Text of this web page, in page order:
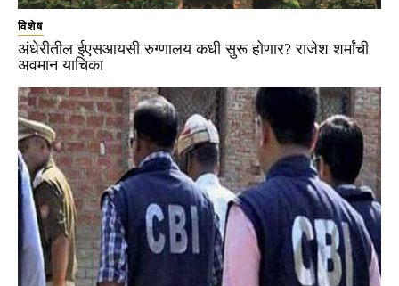
विशेष
अंधेरीतील ईएसआयसी रुग्णालय कधी सुरू होणार? राजेश शर्मांची
अवमान याचिका